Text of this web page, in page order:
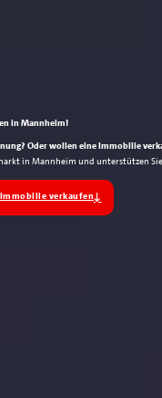
in Mannheim!
Oder wollen eine Immobilie
in Mannheim und unterstützen
Immobilie verkaufen